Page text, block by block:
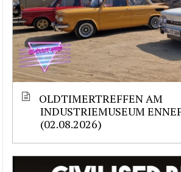
OLDTIMERTREFFEN AM
INDUSTRIEMUSEUM
(02.08.2026)